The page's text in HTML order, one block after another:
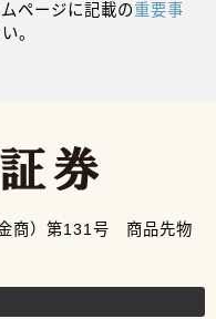
ページに記載の重要事
。
商）第131号 商品先物